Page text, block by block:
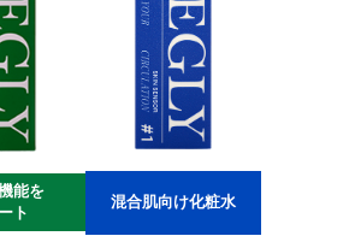
能を
ト
混合肌向け化粧水